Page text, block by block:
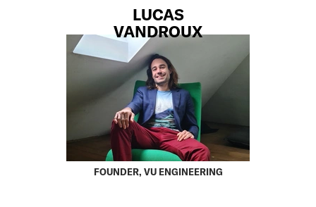
LUCAS
VANDROUX
FOUNDER, VU ENGINEERING